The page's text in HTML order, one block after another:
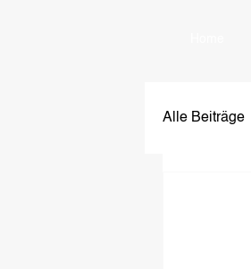
Alle Beiträge